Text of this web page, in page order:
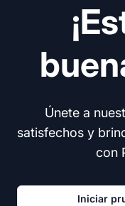
Únete a
satisfechos y
con
Iniciar